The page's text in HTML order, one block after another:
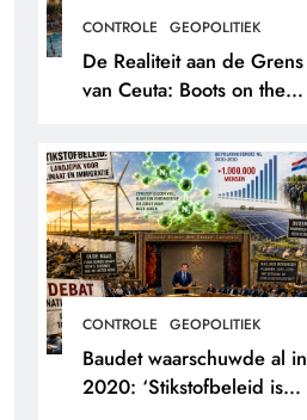
CONTROLE GEOPOLITIEK
De Realiteit aan de Grens
van Ceuta: Boots on the
CONTROLE GEOPOLITIEK
Baudet waarschuwde al in
2020: ‘Stikstofbeleid is